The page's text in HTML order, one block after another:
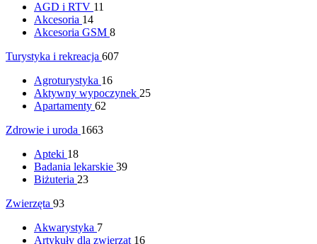
AGD i RTV 11
Akcesoria 14
Akcesoria GSM 8
Turystyka i rekreacja 607
Agroturystyka 16
Aktywny wypoczynek 25
Apartamenty 62
Zdrowie i uroda 1663
Apteki 18
Badania lekarskie 39
Biżuteria 23
Zwierzęta 93
Akwarystyka 7
Artykuły dla zwierząt 16